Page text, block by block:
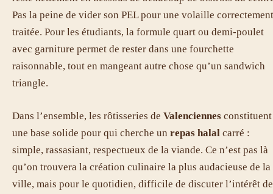
Pas la peine de vider son PEL pour une volaille correctement
traitée. Pour les étudiants, la formule quart ou demi-poulet
avec garniture permet de rester dans une fourchette
raisonnable, tout en mangeant autre chose qu’un sandwich
triangle.
Dans l’ensemble, les rôtisseries de Valenciennes constituent
une base solide pour qui cherche un repas halal carré :
simple, rassasiant, respectueux de la viande. Ce n’est pas là
qu’on trouvera la création culinaire la plus audacieuse de la
ville, mais pour le quotidien, difficile de discuter l’intérêt de